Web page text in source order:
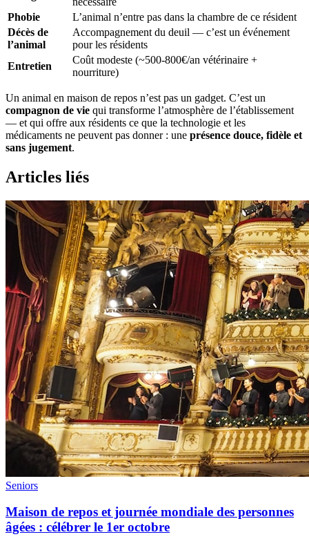
Phobie
L’animal n’entre pas dans la chambre de ce résident
Décès de
l’animal
Accompagnement du deuil — c’est un événement
pour les résidents
Entretien
Coût modeste (~500-800€/an vétérinaire +
nourriture)
Un animal en maison de repos n’est pas un gadget. C’est un
compagnon de vie qui transforme l’atmosphère de l’établissement
— et qui offre aux résidents ce que la technologie et les
médicaments ne peuvent pas donner : une présence douce, fidèle et
sans jugement.
Articles liés
Seniors
Maison de repos et journée mondiale des personnes
âgées : célébrer le 1er octobre